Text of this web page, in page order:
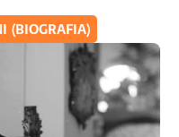
(BIOGRAFIA)